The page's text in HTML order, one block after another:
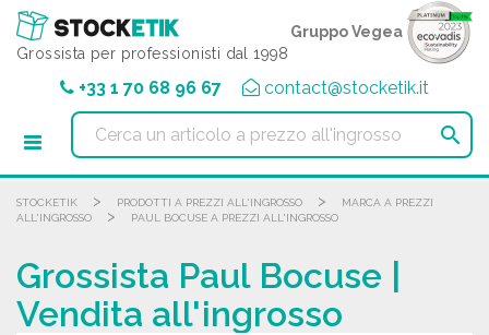
Grossista per professionisti dal 1998
Gruppo Vegea
+33 1 70 68 96 67 contact@stocketik.it

STOCKETIK > PRODOTTI A PREZZI ALL'INGROSSO >
MARCA A PREZZI
ALL'INGROSSO
> PAUL BOCUSE A PREZZI ALL'INGROSSO
Grossista Paul Bocuse |
Vendita all'ingrosso
Pannello di gestione dei cookies